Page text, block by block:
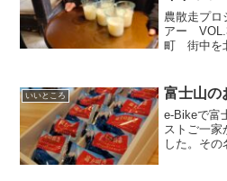
農散走プ
アー
町 街中を
い和菓子
ウス、ジ
ねる、新町
に詳しいご
いいところ 富士山の
e-Bikeで富
ストご一家
した。その
ョコが練